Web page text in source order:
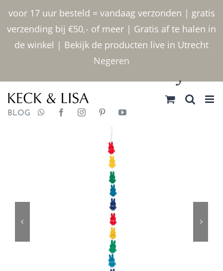
voor 17 uur besteld = vandaag verzonden | gratis
verzending bij €50,- of meer | Gratis af te halen in
de winkel | Bekijk de producten live in Utrecht
Negeren
inhoud
030 2400000
BLOG